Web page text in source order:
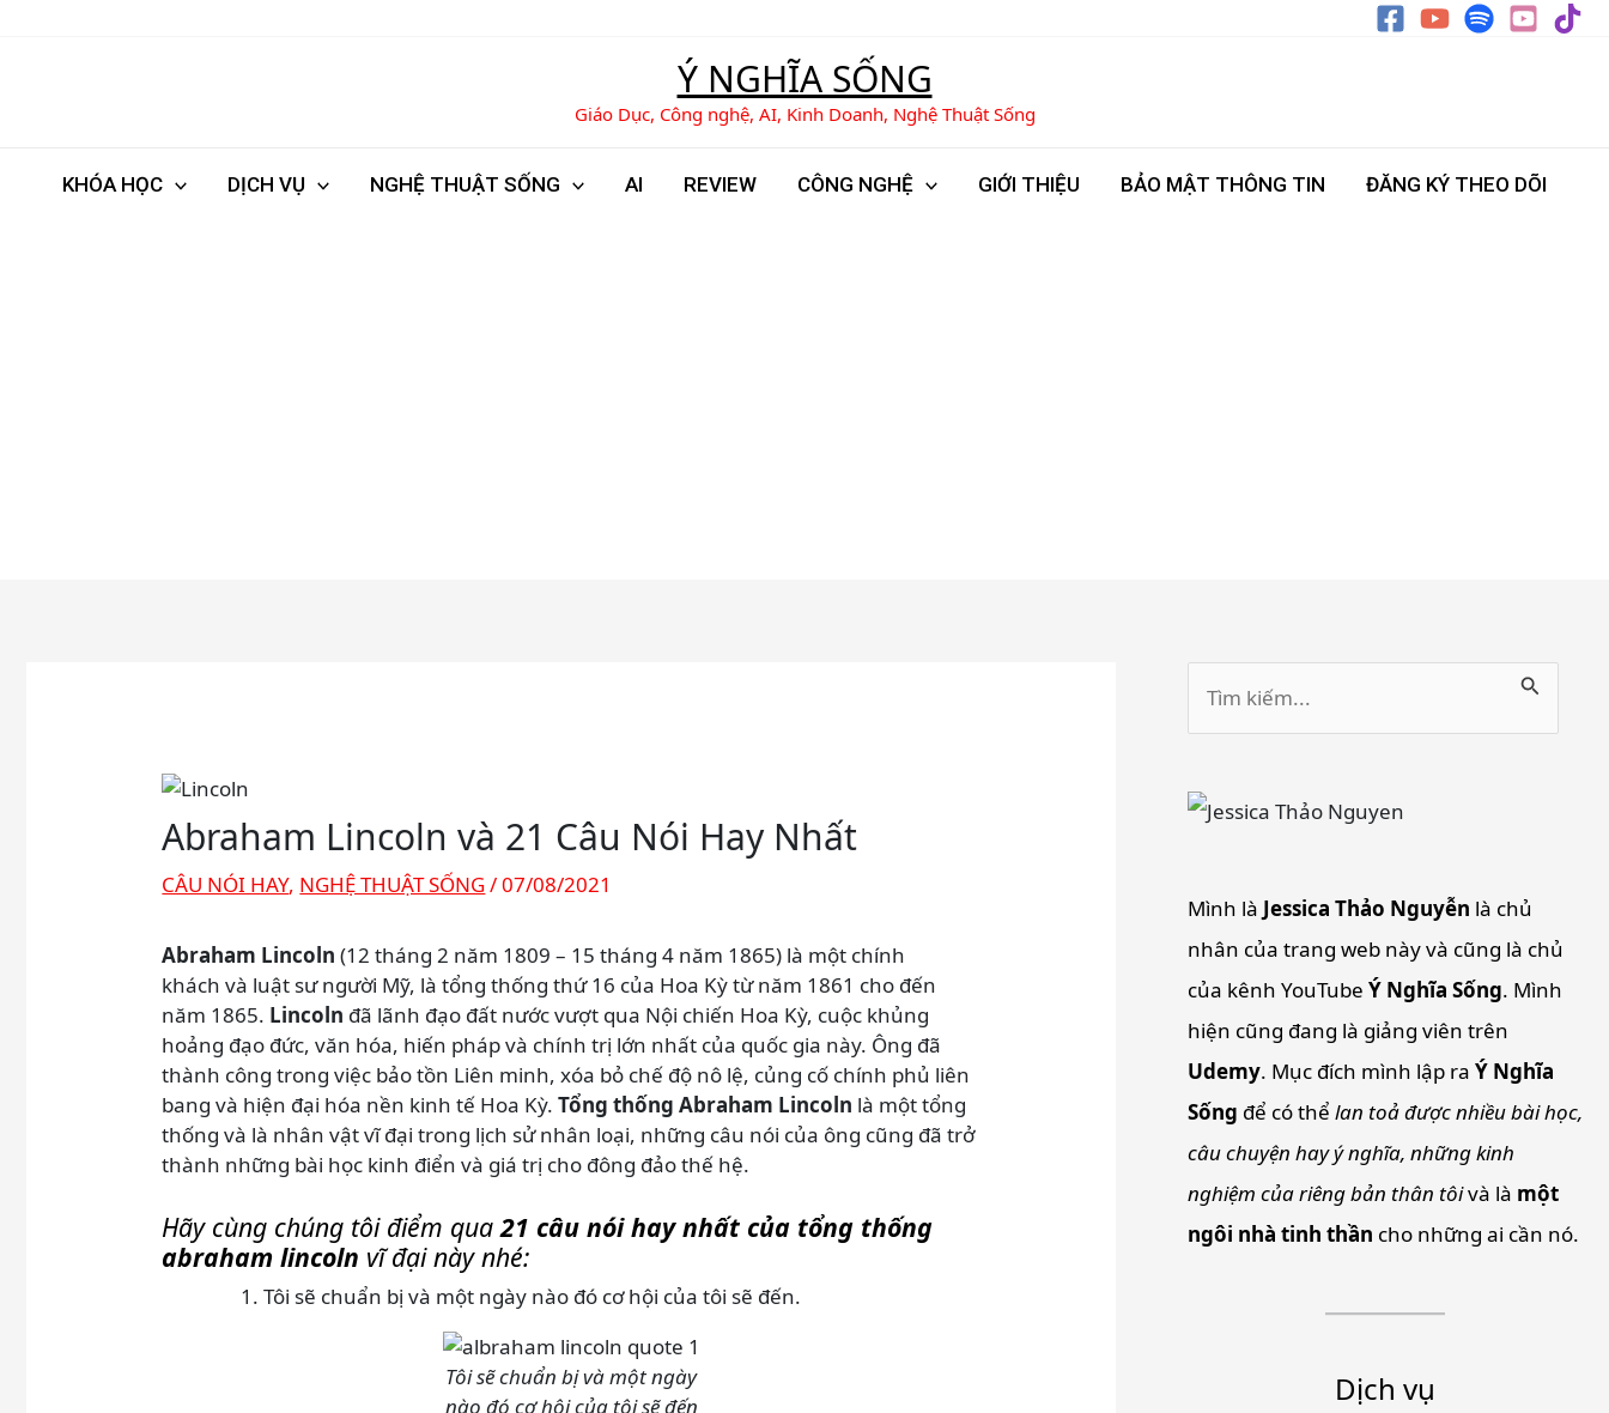
Ý NGHĨA SỐNG
Giáo Dục, Công nghệ, AI, Kinh Doanh, Nghệ Thuật Sống
KHÓA HỌC DỊCH VỤ NGHỆ THUẬT SỐNG AI REVIEW CÔNG NGHỆ GIỚI THIỆU BẢO MẬT THÔNG TIN ĐĂNG KÝ THEO DÕI
Abraham Lincoln và 21 Câu Nói Hay Nhất
CÂU NÓI HAY, NGHỆ THUẬT SỐNG/07/08/2021
Abraham Lincoln (12 tháng 2 năm 1809 – 15 tháng 4 năm 1865) là một chính
khách và luật sư người Mỹ, là tổng thống thứ 16 của Hoa Kỳ từ năm 1861 cho đến
năm 1865. Lincoln đã lãnh đạo đất nước vượt qua Nội chiến Hoa Kỳ, cuộc khủng
hoảng đạo đức, văn hóa, hiến pháp và chính trị lớn nhất của quốc gia này. Ông đã
thành công trong việc bảo tồn Liên minh, xóa bỏ chế độ nô lệ, củng cố chính phủ liên
bang và hiện đại hóa nền kinh tế Hoa Kỳ.Tổng thống Abraham Lincoln là một tổng
thống và là nhân vật vĩ đại trong lịch sử nhân loại, những câu nói của ông cũng đã trở
thành những bài học kinh điển và giá trị cho đông đảo thế hệ.
Hãy cùng chúng tôi điểm qua21 câu nói hay nhất của tổng thống
abraham lincoln vĩ đại này nhé:
Tôi sẽ chuẩn bị và một ngày nào đó cơ hội của tôi sẽ đến.
Tôi sẽ chuẩn bị và một ngày
nào đó cơ hội của tôi sẽ đến
Mình là Jessica Thảo Nguyễn là chủ
nhân của trang web này và cũng là chủ
của kênh YouTube Ý Nghĩa Sống. Mình
hiện cũng đang là giảng viên trên
Udemy. Mục đích mình lập ra Ý Nghĩa
Sống để có thể lan toả được nhiều bài học,
câu chuyện hay ý nghĩa, những kinh
nghiệm của riêng bản thân tôivà là một
ngôi nhà tinh thần cho những ai cần nó.
Dịch vụ